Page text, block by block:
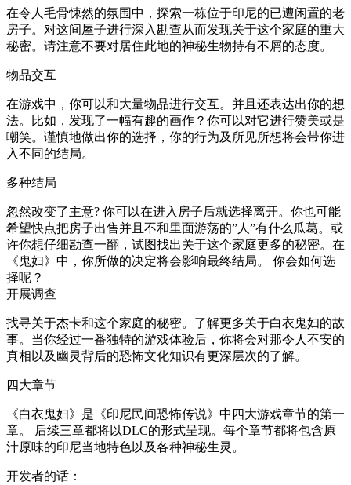
在令人毛骨悚然的氛围中，探索一栋位于印尼的已遭闲置的老
房子。对这间屋子进行深入勘查从而发现关于这个家庭的重大
秘密。请注意不要对居住此地的神秘生物持有不屑的态度。
物品交互
在游戏中，你可以和大量物品进行交互。并且还表达出你的想
法。比如，发现了一幅有趣的画作？你可以对它进行赞美或是
嘲笑。谨慎地做出你的选择，你的行为及所见所想将会带你进
入不同的结局。
多种结局
忽然改变了主意? 你可以在进入房子后就选择离开。你也可能
希望快点把房子出售并且不和里面游荡的”人”有什么瓜葛。或
许你想仔细勘查一翻，试图找出关于这个家庭更多的秘密。在
《鬼妇》中，你所做的决定将会影响最终结局。 你会如何选
择呢？
开展调查
找寻关于杰卡和这个家庭的秘密。了解更多关于白衣鬼妇的故
事。当你经过一番独特的游戏体验后，你将会对那令人不安的
真相以及幽灵背后的恐怖文化知识有更深层次的了解。
四大章节
《白衣鬼妇》是《印尼民间恐怖传说》中四大游戏章节的第一
章。 后续三章都将以DLC的形式呈现。每个章节都将包含原
汁原味的印尼当地特色以及各种神秘生灵。
开发者的话：